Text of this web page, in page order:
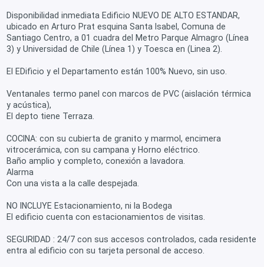
Disponibilidad inmediata Edificio NUEVO DE ALTO ESTANDAR,
ubicado en Arturo Prat esquina Santa Isabel, Comuna de
Santiago Centro, a 01 cuadra del Metro Parque Almagro (Línea
3) y Universidad de Chile (Línea 1) y Toesca en (Linea 2).
El EDificio y el Departamento están 100% Nuevo, sin uso.
Ventanales termo panel con marcos de PVC (aislación térmica
y acústica),
El depto tiene Terraza.
COCINA: con su cubierta de granito y marmol, encimera
vitrocerámica, con su campana y Horno eléctrico.
Baño amplio y completo, conexión a lavadora.
Alarma
Con una vista a la calle despejada.
NO INCLUYE Estacionamiento, ni la Bodega
El edificio cuenta con estacionamientos de visitas.
SEGURIDAD : 24/7 con sus accesos controlados, cada residente
entra al edificio con su tarjeta personal de acceso.